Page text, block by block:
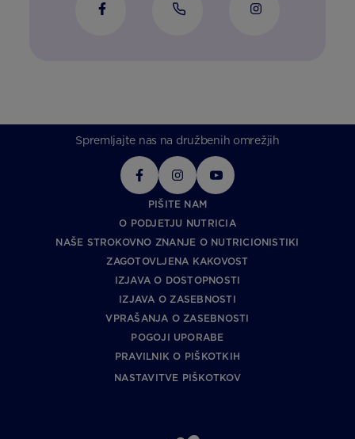
Spremljajte nas na družbenih omrežjih
PIŠITE NAM
O PODJETJU NUTRICIA
NAŠE STROKOVNO ZNANJE O NUTRICIONISTIKI
ZAGOTOVLJENA KAKOVOST
IZJAVA O DOSTOPNOSTI
IZJAVA O ZASEBNOSTI
VPRAŠANJA O ZASEBNOSTI
POGOJI UPORABE
PRAVILNIK O PIŠKOTKIH
NASTAVITVE PIŠKOTKOV